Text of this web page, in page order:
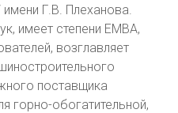
Г.В. Плеханова.
имеет степени EMBA,
возглавляет
поставщика
горно-обогатительной,